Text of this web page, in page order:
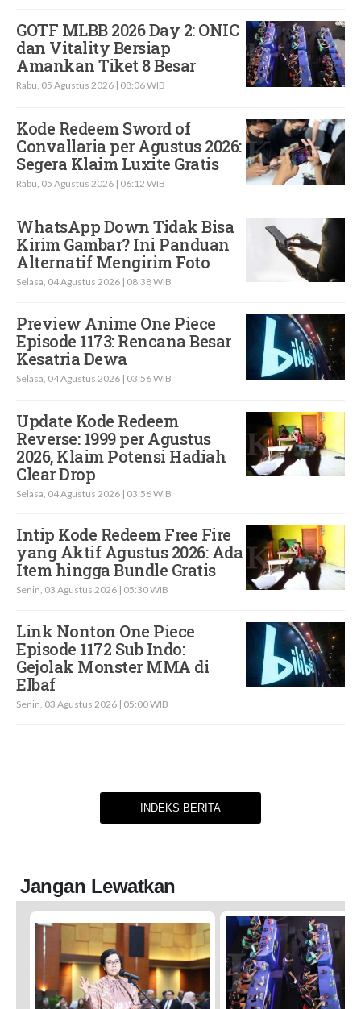
GOTF MLBB 2026 Day 2: ONIC
dan Vitality Bersiap
Amankan Tiket 8 Besar
Rabu, 05 Agustus 2026 | 08:06 WIB
Kode Redeem Sword of
Convallaria per Agustus 2026:
Segera Klaim Luxite Gratis
Rabu, 05 Agustus 2026 | 06:12 WIB
WhatsApp Down Tidak Bisa
Kirim Gambar? Ini Panduan
Alternatif Mengirim Foto
Selasa, 04 Agustus 2026 | 08:38 WIB
Preview Anime One Piece
Episode 1173: Rencana Besar
Kesatria Dewa
Selasa, 04 Agustus 2026 | 03:56 WIB
Update Kode Redeem
Reverse: 1999 per Agustus
2026, Klaim Potensi Hadiah
Clear Drop
Selasa, 04 Agustus 2026 | 03:56 WIB
Intip Kode Redeem Free Fire
yang Aktif Agustus 2026: Ada
Item hingga Bundle Gratis
Senin, 03 Agustus 2026 | 05:30 WIB
Link Nonton One Piece
Episode 1172 Sub Indo:
Gejolak Monster MMA di
Elbaf
Senin, 03 Agustus 2026 | 05:00 WIB
INDEKS BERITA
Jangan Lewatkan